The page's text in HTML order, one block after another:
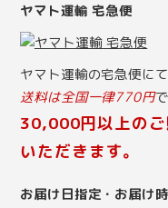
ヤマト運輸 宅急便
ヤマト運輸の宅急便に
送料は全国一律770円
30,000円以上の
いただきます。
お届け日指定・お届け